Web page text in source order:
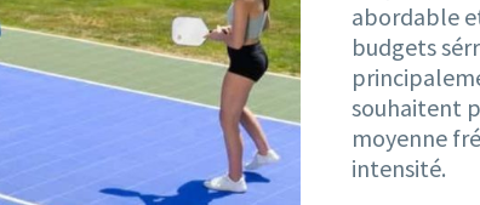
abordable
budgets
souhaitent
moyenne
intensité.